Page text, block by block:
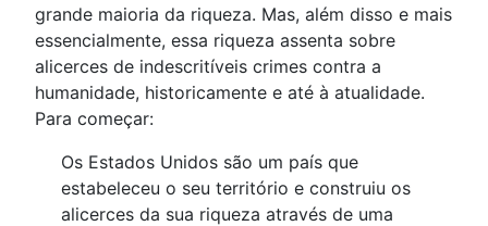
grande maioria da riqueza. Mas, além disso e mais
essencialmente, essa riqueza assenta sobre
alicerces de indescritíveis crimes contra a
humanidade, historicamente e até à atualidade.
Para começar:
Os Estados Unidos são um país que
estabeleceu o seu território e construiu os
alicerces da sua riqueza através de uma